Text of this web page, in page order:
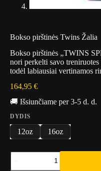
Bokso pirštinės Twins Žalia
Bokso pirštinės „TWINS
nori perkelti savo
todėl labiausiai vertinamos
164,95 €
🚚 Išsiunčiame per 3-5 d. d.
DYDIS
12oz 16oz
produkto